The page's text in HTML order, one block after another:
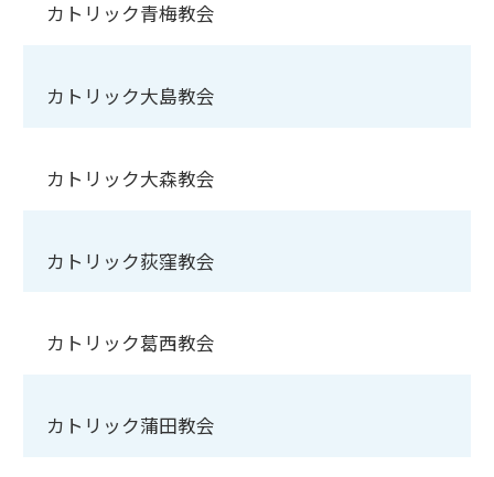
カトリック青梅教会
カトリック大島教会
カトリック大森教会
カトリック荻窪教会
カトリック葛西教会
カトリック蒲田教会